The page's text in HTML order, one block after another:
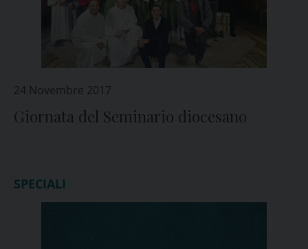
24 Novembre 2017
Giornata del Seminario diocesano
SPECIALI